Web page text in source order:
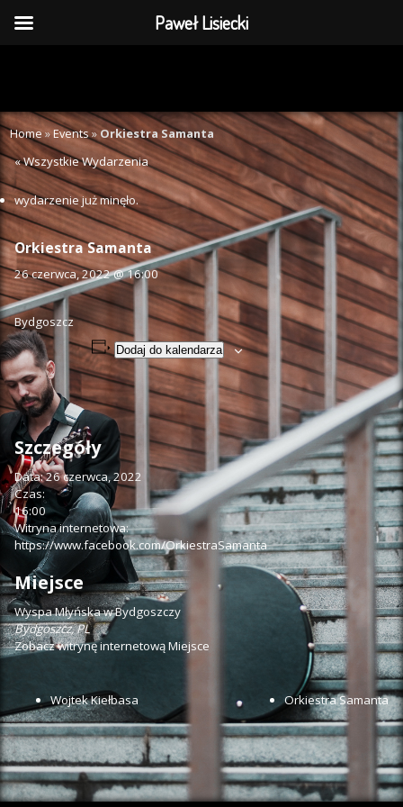
Home»Events» Orkiestra Samanta
« Wszystkie Wydarzenia
wydarzenie już minęło.
Orkiestra Samanta
26 czerwca, 2022 @ 16:00
Bydgoszcz
Dodaj do kalendarza
Szczegóły
Data:26 czerwca, 2022
Czas:
16:00
Witryna internetowa:
https://www.facebook.com/OrkiestraSamanta
Miejsce
Wyspa Młyńska w Bydgoszczy
Bydgoszcz,PL
Zobacz witrynę internetową Miejsce
Wojtek Kiełbasa Orkiestra Samanta
Paweł Lisiecki